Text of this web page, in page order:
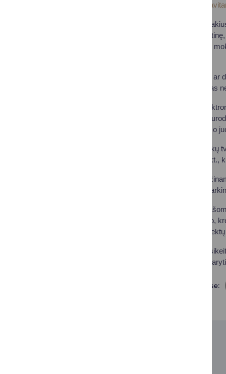
vietinės rinkliavos
Gyventojams,
sumokėjus visą,
formuojant kitų metų
Negavus pranešimo ar
pranešimo negavimas
Todėl užsisakant
Rekomenduojama
būna panaikinamas, o
Alytaus regiono atliekų
„Infoseka“, „aktv“ ir
Taip pat kasmet
adresatas arba
Todėl primygtinai
mokėjimo pranešimo,
pranešimas jus
Primename, kad
centrą, kad būtų
Dalintis soc. tinkluose: